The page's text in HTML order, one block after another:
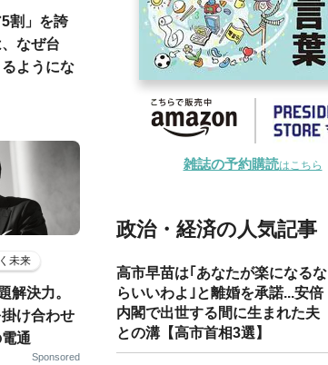
割」を誇
なぜ台
ようにな
未来
解決力。
け合わせ
通
Sponsored
雑誌の予約購読はこちら
政治・経済の人気記事
高市早苗は｢あなたが楽になるな
らいいわよ｣と離婚を承諾...安倍
内閣で出世する間に生まれた夫
との溝【高市首相3選】